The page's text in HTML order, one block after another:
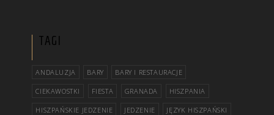
TAGI
ANDALUZJA BARY BARY I RESTAURACJE
CIEKAWOSTKI FIESTA GRANADA HISZPANIA
HISZPAŃSKIE JEDZENIE JEDZENIE JĘZYK HISZPAŃSKI